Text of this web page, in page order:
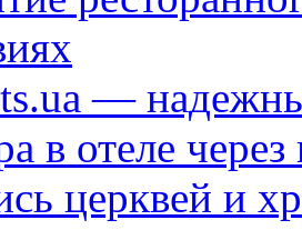
—
в отеле через
церквей и